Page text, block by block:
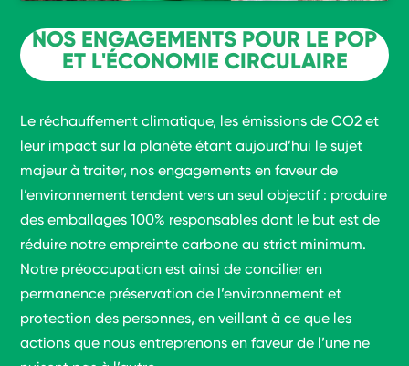
NOS ENGAGEMENTS POUR LE POP
ET L'ÉCONOMIE CIRCULAIRE
Le réchauffement climatique, les émissions de CO2 et
leur impact sur la planète étant aujourd’hui le sujet
majeur à traiter, nos engagements en faveur de
l’environnement tendent vers un seul objectif : produire
des emballages 100% responsables dont le but est de
réduire notre empreinte carbone au strict minimum.
Notre préoccupation est ainsi de concilier en
permanence préservation de l’environnement et
protection des personnes, en veillant à ce que les
actions que nous entreprenons en faveur de l’une ne